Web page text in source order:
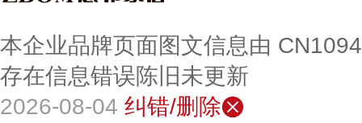
本企业品牌页面图文信息由
存在信息错误陈旧未更新
2026-08-04 纠错/删除